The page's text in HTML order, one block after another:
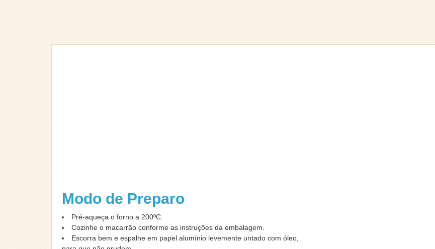
Modo de Preparo
Pré-aqueça o forno a 200ºC.
Cozinhe o macarrão conforme as instruções da embalagem.
Escorra bem e espalhe em papel alumínio levemente untado com óleo,